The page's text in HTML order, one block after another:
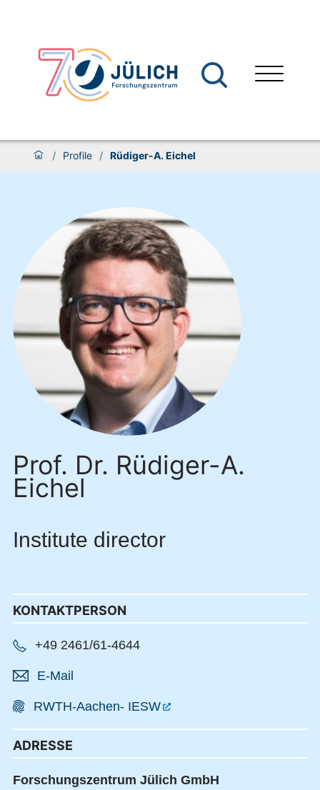
/ Profile / Rüdiger-A. Eichel
Prof. Dr. Rüdiger-A.
Eichel
Institute director
KONTAKTPERSON
+49 2461/61-4644
E-Mail
RWTH-Aachen- IESW
ADRESSE
Forschungszentrum Jülich GmbH